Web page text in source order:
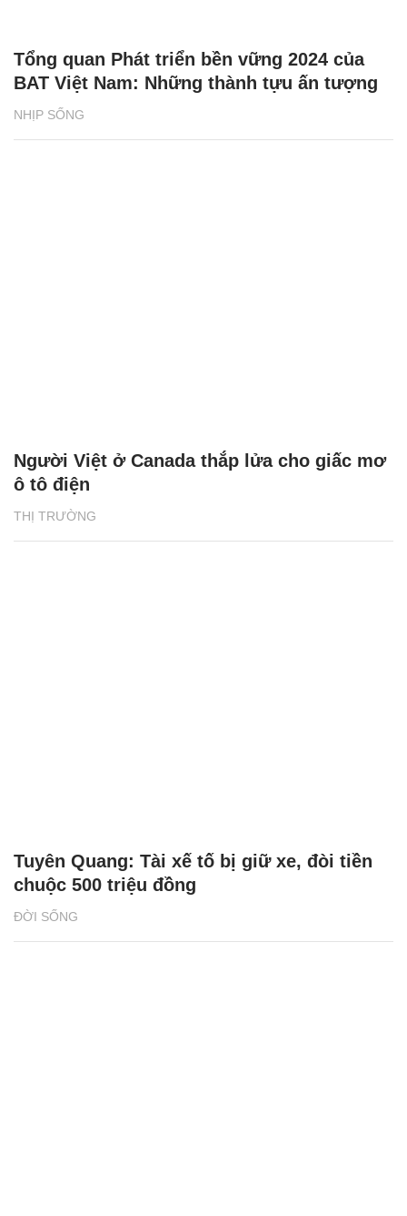
NHỊP SỐNG
Tổng quan Phát triển bền vững 2024 của
BAT Việt Nam: Những thành tựu ấn tượng
THỊ TRƯỜNG
Người Việt ở Canada thắp lửa cho giấc mơ
ô tô điện
ĐỜI SỐNG
Tuyên Quang: Tài xế tố bị giữ xe, đòi tiền
chuộc 500 triệu đồng